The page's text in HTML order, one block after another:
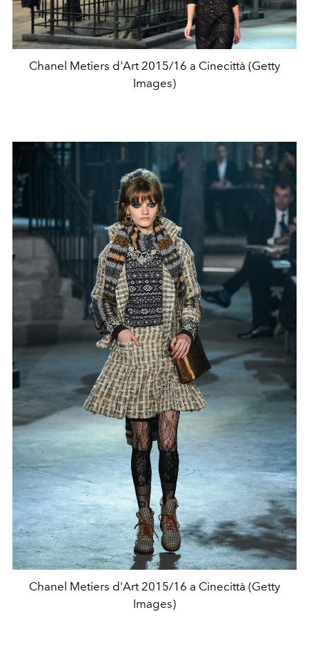
Chanel Metiers d'Art 2015/16 a Cinecittà (Getty
Images)
Chanel Metiers d'Art 2015/16 a Cinecittà (Getty
Images)